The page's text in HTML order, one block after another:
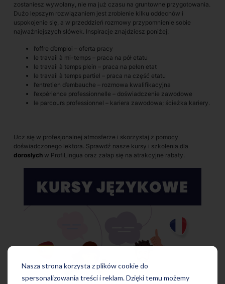
Nasza strona korzysta z plików cookie do
spersonalizowania treści i reklam. Dzięki temu możemy
zostaniesz wywołany, nie ma już czasu na gruntowne przygotowania.
Dużo lepszym rozwiązaniem jest zrobienie kilku oddechów i
uspokojenie się, a w przeddzień rozmowy przypomnienie sobie
najważniejszych słówek. Inspiracje znajdziesz poniżej:
l’offre d’emploi – oferta pracy
le travail à mi-temps – praca na pół etatu
le travail à temps plein – praca na pełen etat
le travail à temps partiel – praca na część etatu
l’entretien d’embauche – rozmowa kwalifikacyjna
l’expérience professionnelle – doświadczenie zawodowe
le parcours professionnel – kariera zawodowa; ścieżka kariery.
Ucz się w profesjonalnej atmosferze i skorzystaj z pomocy
doświadczonego lektora. Sprawdź nasze kursy i szkolenia dla
dorosłych w ProfiLingua oraz załap się na atrakcyjne rabaty.